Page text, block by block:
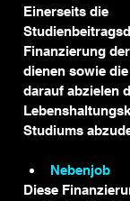
Einerseits die
Finanzierung
dienen sowie
darauf abzielen
Studiums
Nebenjob
Diese